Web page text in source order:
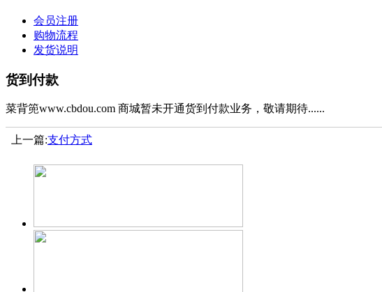
会员注册
购物流程
发货说明
货到付款
菜背篼www.cbdou.com 商城暂未开通货到付款业务，敬请期待......
上一篇:支付方式